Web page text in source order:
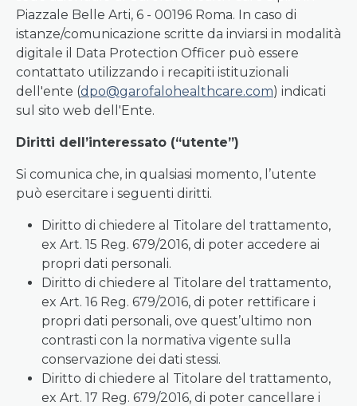
Piazzale Belle Arti, 6 - 00196 Roma. In caso di
istanze/comunicazione scritte da inviarsi in modalità
digitale il Data Protection Officer può essere
contattato utilizzando i recapiti istituzionali
dell'ente (dpo@garofalohealthcare.com) indicati
sul sito web dell'Ente.
Diritti dell’interessato (“utente”)
Si comunica che, in qualsiasi momento, l’utente
può esercitare i seguenti diritti.
Diritto di chiedere al Titolare del trattamento,
ex Art. 15 Reg. 679/2016, di poter accedere ai
propri dati personali.
Diritto di chiedere al Titolare del trattamento,
ex Art. 16 Reg. 679/2016, di poter rettificare i
propri dati personali, ove quest’ultimo non
contrasti con la normativa vigente sulla
conservazione dei dati stessi.
Diritto di chiedere al Titolare del trattamento,
ex Art. 17 Reg. 679/2016, di poter cancellare i